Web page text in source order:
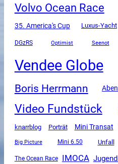
Volvo Ocean Race
35. America's Cup Luxus-Yacht
DGzRS Optimist Seenot
Vendee Globe
Boris Herrmann
Video Fundstück
knarrblog Porträt Mini Transat
Big Picture Mini 6.50 Unfall
The Ocean Race IMOCA